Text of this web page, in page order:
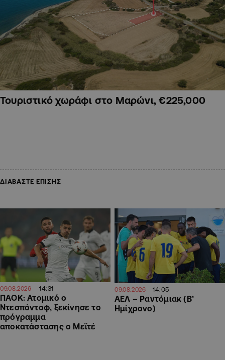
Τουριστικό χωράφι στο Μαρώνι, €225,000
ΔΙΑΒΑΣΤΕ ΕΠΙΣΗΣ
09.08.2026 14:31
ΠΑΟΚ: Ατομικό ο
Ντεσπόντοφ, ξεκίνησε το
πρόγραμμα
αποκατάστασης ο Μεϊτέ
09.08.2026 14:05
ΑΕΛ – Ραντόμιακ (Β’
Ημίχρονο)